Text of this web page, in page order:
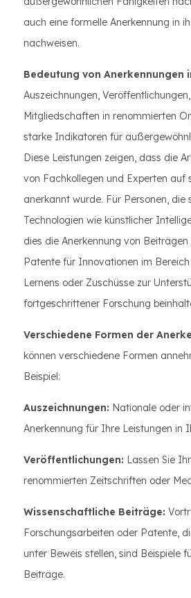
auch eine formelle Anerkennung in
nachweisen.
Bedeutung von Anerkennungen
Auszeichnungen,
Mitgliedschaften in renommierten
starke Indikatoren für
Diese Leistungen zeigen, dass die
von Fachkollegen und Experten auf
anerkannt wurde. Für Personen, die
Technologien wie künstlicher
dies die Anerkennung von
Patente für Innovationen im
Lernens oder Zuschüsse zur
fortgeschrittener Forschung
Verschiedene Formen der
können verschiedene Formen
Beispiel:
Auszeichnungen: Nationale oder
Anerkennung für Ihre Leistungen in
Veröffentlichungen: Lassen Sie
renommierten Zeitschriften oder
Wissenschaftliche Beiträge:
Forschungsarbeiten oder Patente,
unter Beweis stellen, sind Beispiele
Beiträge.